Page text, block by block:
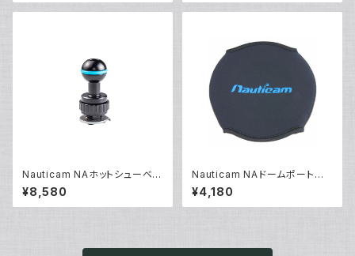
Nauticam NAホットシューベー
ス [40188]
¥8,580
Nauticam NAドームポートカ
バー140 [21068]
¥4,180